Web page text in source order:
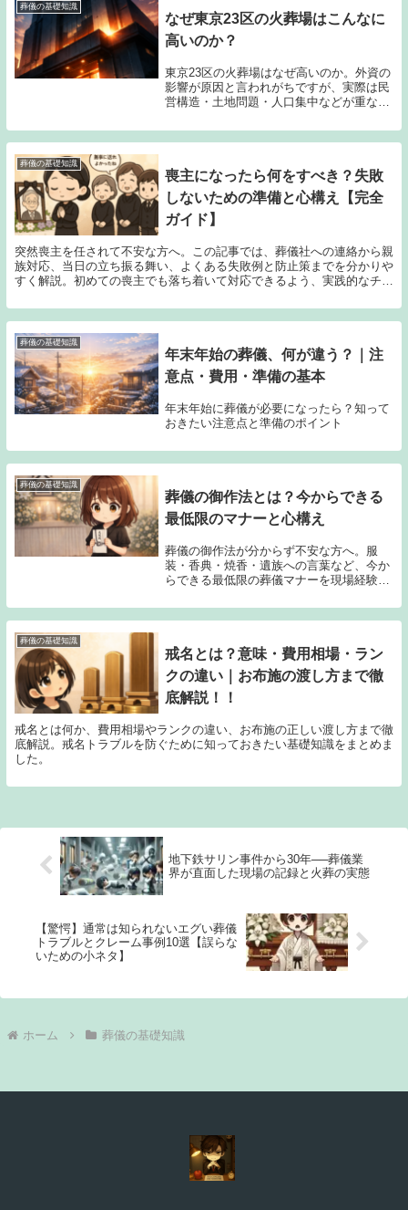
葬儀の基礎知識
なぜ東京23区の火葬場はこんなに
高いのか？
東京23区の火葬場はなぜ高いのか。外資の
影響が原因と言われがちですが、実際は民
営構造・土地問題・人口集中などが重なっ
を現場目線で解説します。
葬儀の基礎知識
喪主になったら何をすべき？失敗
しないための準備と心構え【完全
ガイド】
突然喪主を任されて不安な方へ。この記事では、葬儀社への連絡から親
族対応、当日の立ち振る舞い、よくある失敗例と防止策までを分かりや
すく解説。初めての喪主でも落ち着いて対応できるよう、実践的なチェ
葬儀の基礎知識
年末年始の葬儀、何が違う？｜注
意点・費用・準備の基本
年末年始に葬儀が必要になったら？知って
おきたい注意点と準備のポイント
葬儀の基礎知識
葬儀の御作法とは？今からできる
最低限のマナーと心構え
葬儀の御作法が分からず不安な方へ。服
装・香典・焼香・遺族への言葉など、今か
らできる最低限の葬儀マナーを現場経験を
葬儀の基礎知識
戒名とは？意味・費用相場・ラン
クの違い｜お布施の渡し方まで徹
底解説！！
戒名とは何か、費用相場やランクの違い、お布施の正しい渡し方まで徹
底解説。戒名トラブルを防ぐために知っておきたい基礎知識をまとめま
した。
地下鉄サリン事件から30年──葬儀業
界が直面した現場の記録と火葬の実態
【驚愕】通常は知られないエグい葬儀
トラブルとクレーム事例10選【誤らな
いための小ネタ】
ホーム 葬儀の基礎知識